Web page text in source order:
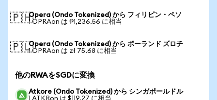
🇵🇭Opera (Ondo Tokenized) から フィリピン・ペソ
1 OPRAon は ₱1,236.56 に相当
🇵🇱Opera (Ondo Tokenized) から ポーランド ズロチ
1 OPRAon は zł 75.68 に相当
他のRWAをSGDに変換
Atkore (Ondo Tokenized) から シンガポールドル
1 ATKRon は $119.27 に相当